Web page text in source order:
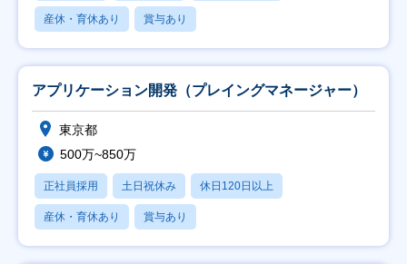
産休・育休あり 賞与あり
アプリケーション開発（プレイングマネージャー）
東京都
500万~850万
正社員採用 土日祝休み 休日120日以上
産休・育休あり 賞与あり